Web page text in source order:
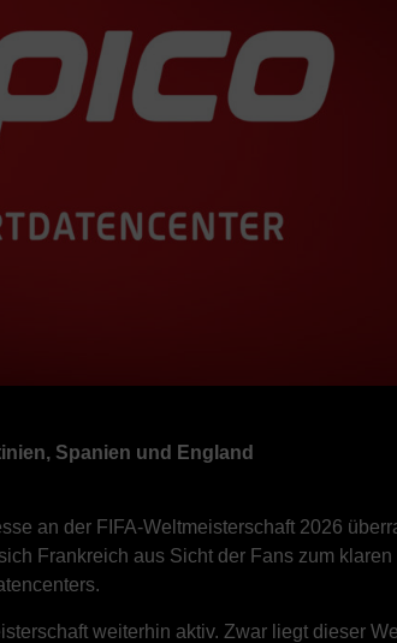
Spanien und England
an der FIFA-Weltmeisterschaft 2026
Frankreich aus Sicht der Fans zum
weiterhin aktiv. Zwar liegt dieser